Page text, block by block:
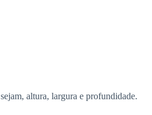
altura, largura e profundidade.